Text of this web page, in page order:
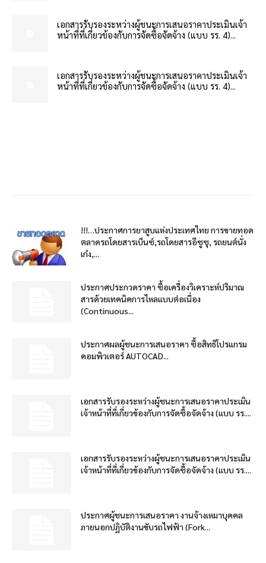
เอกสารรับรองระหว่างผู้ชนะการเสนอราคาประเมินเจ้า
หน้าที่ที่เกี่ยวข้องกับการจัดซื้อจัดจ้าง (แบบ รร. 4)...
เอกสารรับรองระหว่างผู้ชนะการเสนอราคาประเมินเจ้า
หน้าที่ที่เกี่ยวข้องกับการจัดซื้อจัดจ้าง (แบบ รร. 4)...
!!!…ประกาศการยาสูบแห่งประเทศไทย การขายทอด
ตลาดรถโดยสารเบ็นซ์,รถโดยสารอีซูซุ, รถยนต์นั่ง
เก๋ง,...
ประกาศประกวดราคา ซื้อเครื่องวิเคราะห์ปริมาณ
สารด้วยเทคนิคการไหลแบบต่อเนื่อง
(Continuous...
ประกาศผลผู้ชนะการเสนอราคา ซื้อสิทธิโปรแกรม
คอมพิวเตอร์ AUTOCAD...
เอกสารรับรองระหว่างผู้ชนะการเสนอราคาประเมิน
เจ้าหน้าที่ที่เกี่ยวข้องกับการจัดซื้อจัดจ้าง (แบบ รร....
เอกสารรับรองระหว่างผู้ชนะการเสนอราคาประเมิน
เจ้าหน้าที่ที่เกี่ยวข้องกับการจัดซื้อจัดจ้าง (แบบ รร....
ประกาศผู้ชนะการเสนอราคา งานจ้างเหมาบุคคล
ภายนอกปฏิบัติงานขับรถไฟฟ้า (Fork...